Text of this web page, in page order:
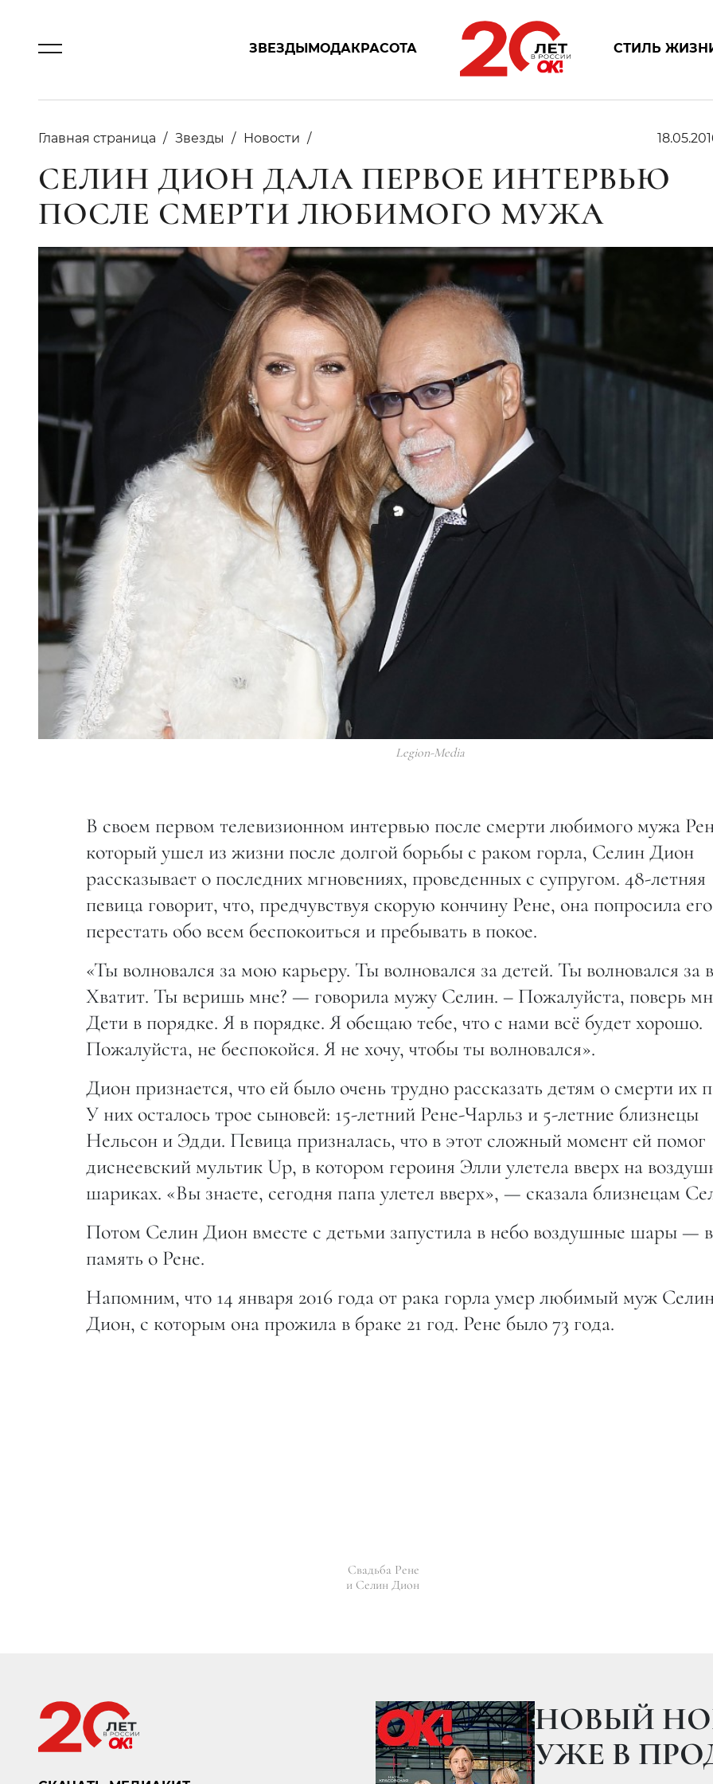
ЗВЕЗДЫМОДАКРАСОТА СТИЛЬ
Главная страница Звезды Новости
СЕЛИН ДИОН ДАЛА ПЕРВОЕ ИНТЕРВЬЮ
ПОСЛЕ СМЕРТИ ЛЮБИМОГО МУЖА
Legion-Media
В своем первом телевизионном интервью после смерти любимого мужа
который ушел из жизни после долгой борьбы с раком горла, Селин Дион
рассказывает о последних мгновениях, проведенных с супругом. 48-летняя
певица говорит, что, предчувствуя скорую кончину Рене, она попросила его
перестать обо всем беспокоиться и пребывать в покое.
«Ты волновался за мою карьеру. Ты волновался за детей. Ты волновался за
Хватит. Ты веришь мне? — говорила мужу Селин. – Пожалуйста, поверь
Дети в порядке. Я в порядке. Я обещаю тебе, что с нами всё будет хорошо.
Пожалуйста, не беспокойся. Я не хочу, чтобы ты волновался».
Дион признается, что ей было очень трудно рассказать детям о смерти их
У них осталось трое сыновей: 15-летний Рене-Чарльз и 5-летние близнецы
Нельсон и Эдди. Певица призналась, что в этот сложный момент ей помог
диснеевский мультик Up, в котором героиня Элли улетела вверх на
шариках. «Вы знаете, сегодня папа улетел вверх», — сказала близнецам
Потом Селин Дион вместе с детьми запустила в небо воздушные шары — в
память о Рене.
Напомним, что 14 января 2016 года от рака горла умер любимый муж
Дион, с которым она прожила в браке 21 год. Рене было 73 года.
Свадьба Рене
и Селин Дион
ТОМ ХЭНКС УДОСТОЕН ВЫСШЕЙ